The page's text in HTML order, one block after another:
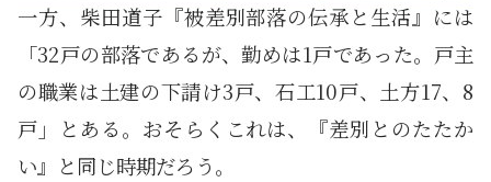
一方、柴田道子『被差別部落の伝承と生活』には
「32戸の部落であるが、勤めは1戸であった。戸主
の職業は土建の下請け3戸、石工10戸、土方17、8
戸」とある。おそらくこれは、『差別とのたたか
い』と同じ時期だろう。